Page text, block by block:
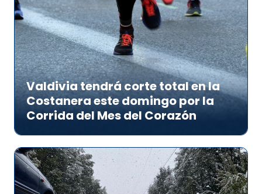
Valdivia tendrá corte total en la
Costanera este domingo por la
Corrida del Mes del Corazón